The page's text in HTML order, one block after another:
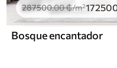
287500.00₲/m²
Bosque encantador